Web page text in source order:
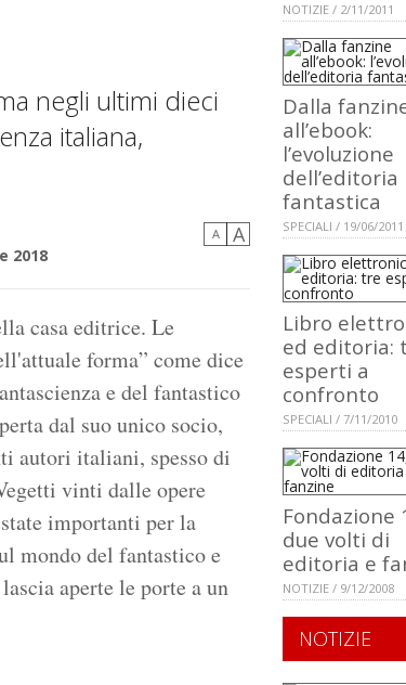
negli ultimi dieci
italiana,
2018
A A
casa editrice. Le
forma” come dice
e del fantastico
dal suo unico socio,
autori italiani, spesso di
vinti dalle opere
importanti per la
mondo del fantastico e
aperte le porte a un
NOTIZIE / 2/11/2011
Dalla
all’ebook:
l’evoluzione
dell’editoria
fantastica
SPECIALI / 19/06/2011
Libro
ed editoria:
esperti a
confronto
SPECIALI / 7/11/2010
Fondazione
due volti di
editoria e
NOTIZIE / 9/12/2008
NOTIZIE